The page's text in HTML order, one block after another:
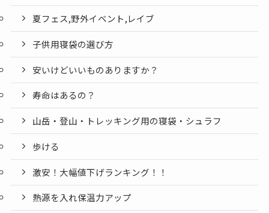
夏フェス,野外イベント,レイブ
子供用寝袋の選び方
安いけどいいものありますか？
寿命はあるの？
山岳・登山・トレッキング用の寝袋・シュラフ
歩ける
激安！大幅値下げランキング！！
熱源を入れ保温力アップ